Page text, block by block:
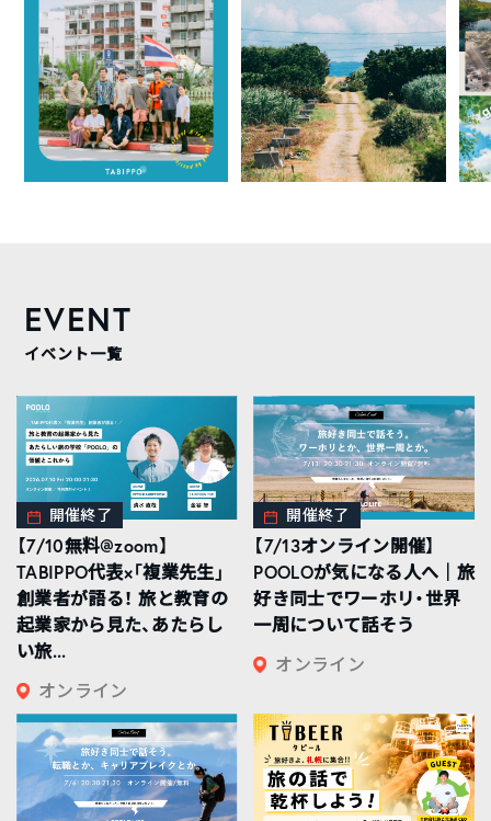
EVENT
イベント一覧
開催終了
【7/10無料@zoom】
TABIPPO代表×「複業先生」
創業者が語る！ 旅と教育の
起業家から見た、あたらし
い旅...
オンライン
開催終了
【7/13オンライン開催】
POOLOが気になる人へ｜旅
好き同士でワーホリ・世界
一周について話そう
オンライン